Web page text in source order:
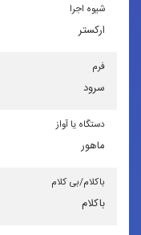
شیوه اجرا
اركستر
فرم
سرود
دستگاه یا آواز
ماهور
باكلام/بی كلام
باکلام